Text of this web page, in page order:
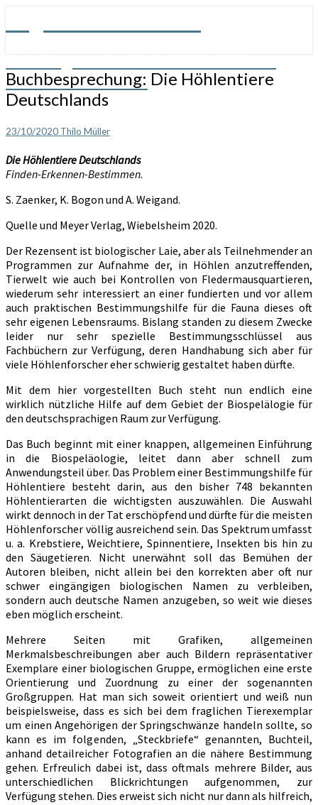
Grabenstetten e.V.
Buchbesprechung:
Die
Höhlentiere
Buchbesprechung: Die Höhlentiere
Deutschlands
23/10/2020 Thilo Müller
Die Höhlentiere Deutschlands
Finden-Erkennen-Bestimmen.
S. Zaenker, K. Bogon und A. Weigand.
Quelle und Meyer Verlag, Wiebelsheim 2020.
Der Rezensent ist biologischer Laie, aber als Teilnehmender an
Programmen zur Aufnahme der, in Höhlen anzutreffenden,
Tierwelt wie auch bei Kontrollen von Fledermausquartieren,
wiederum sehr interessiert an einer fundierten und vor allem
auch praktischen Bestimmungshilfe für die Fauna dieses oft
sehr eigenen Lebensraums. Bislang standen zu diesem Zwecke
leider nur sehr spezielle Bestimmungsschlüssel aus
Fachbüchern zur Verfügung, deren Handhabung sich aber für
viele Höhlenforscher eher schwierig gestaltet haben dürfte.
Mit dem hier vorgestellten Buch steht nun endlich eine
wirklich nützliche Hilfe auf dem Gebiet der Biospelälogie für
den deutschsprachigen Raum zur Verfügung.
Das Buch beginnt mit einer knappen, allgemeinen Einführung
in die Biospeläologie, leitet dann aber schnell zum
Anwendungsteil über. Das Problem einer Bestimmungshilfe für
Höhlentiere besteht darin, aus den bisher 748 bekannten
Höhlentierarten die wichtigsten auszuwählen. Die Auswahl
wirkt dennoch in der Tat erschöpfend und dürfte für die meisten
Höhlenforscher völlig ausreichend sein. Das Spektrum umfasst
u. a. Krebstiere, Weichtiere, Spinnentiere, Insekten bis hin zu
den Säugetieren. Nicht unerwähnt soll das Bemühen der
Autoren bleiben, nicht allein bei den korrekten aber oft nur
schwer eingängigen biologischen Namen zu verbleiben,
sondern auch deutsche Namen anzugeben, so weit wie dieses
eben möglich erscheint.
Mehrere Seiten mit Grafiken, allgemeinen
Merkmalsbeschreibungen aber auch Bildern repräsentativer
Exemplare einer biologischen Gruppe, ermöglichen eine erste
Orientierung und Zuordnung zu einer der sogenannten
Großgruppen. Hat man sich soweit orientiert und weiß nun
beispielsweise, dass es sich bei dem fraglichen Tierexemplar
um einen Angehörigen der Springschwänze handeln sollte, so
kann es im folgenden, „Steckbriefe“ genannten, Buchteil,
anhand detailreicher Fotografien an die nähere Bestimmung
gehen. Erfreulich dabei ist, dass oftmals mehrere Bilder, aus
unterschiedlichen Blickrichtungen aufgenommen, zur
Verfügung stehen. Dies erweist sich nicht nur dann als hilfreich,